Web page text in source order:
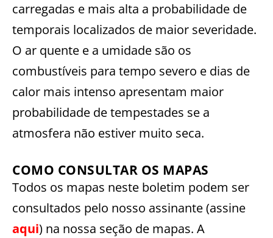
carregadas e mais alta a probabilidade de
temporais localizados de maior severidade.
O ar quente e a umidade são os
combustíveis para tempo severo e dias de
calor mais intenso apresentam maior
probabilidade de tempestades se a
atmosfera não estiver muito seca.
COMO CONSULTAR OS MAPAS
Todos os mapas neste boletim podem ser
consultados pelo nosso assinante (assine
aqui) na nossa seção de mapas. A